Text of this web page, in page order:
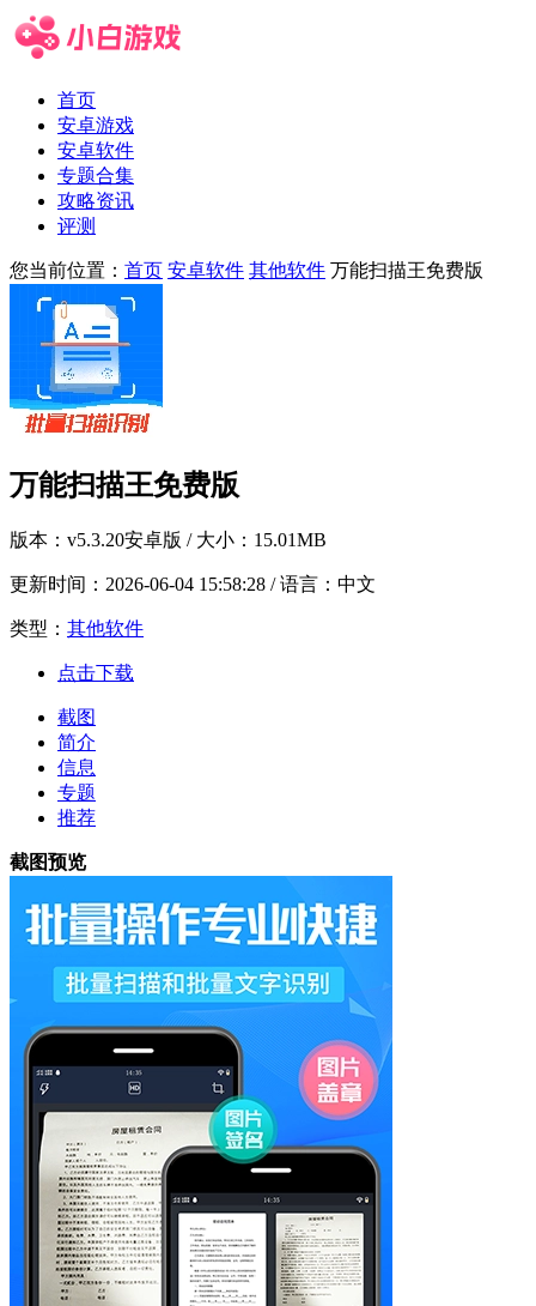
首页
安卓游戏
安卓软件
专题合集
攻略资讯
评测
您当前位置： 首页 安卓软件 其他软件 万能扫描王免费版
万能扫描王免费版
版本： v5.3.20安卓版 / 大小：15.01MB
更新时间： 2026-06-04 15:58:28 / 语言：中文
类型： 其他软件
点击下载
截图
简介
信息
专题
推荐
截图预览